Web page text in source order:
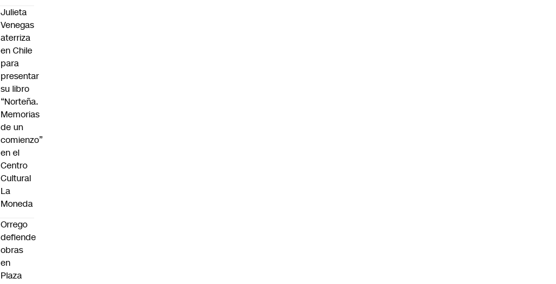
Julieta
Venegas
aterriza
en Chile
para
presentar
su libro
“Norteña.
Memorias
de un
comienzo”
en el
Centro
Cultural
La
Moneda
Orrego
defiende
obras
en
Plaza